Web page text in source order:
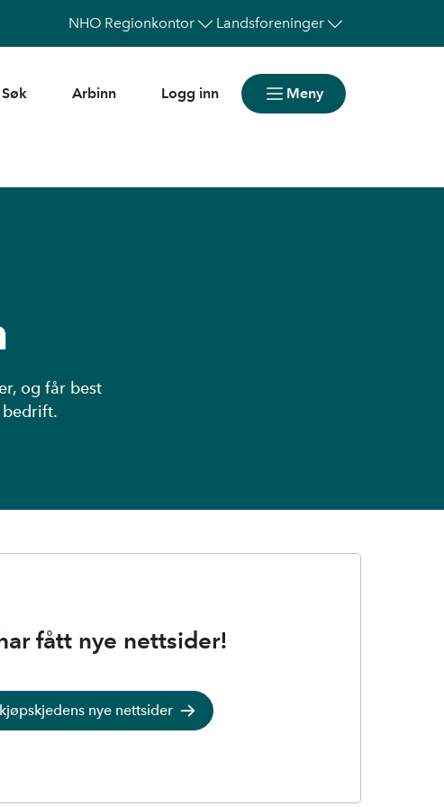
NHO Regionkontor Landsforeninger
Søk Arbinn Logg inn Meny
og får best
fått nye nettsider!
nye nettsider